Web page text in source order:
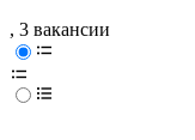
, 3 вакансии